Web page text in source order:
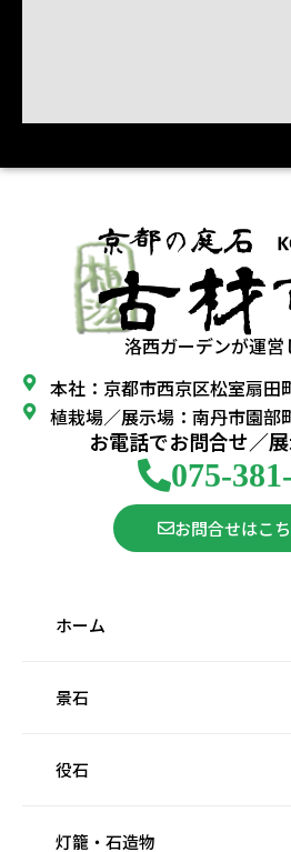
洛西ガーデンが運営
本社：京都市西京区松室扇田
植栽場／展示場：南丹市園部
お電話でお問合せ／
075-
お問合せはこ
ホーム
景石
役石
灯籠・石造物